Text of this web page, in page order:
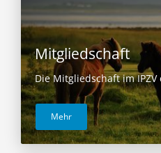
Mitgliedschaft
Die Mitgliedschaft im
Mehr